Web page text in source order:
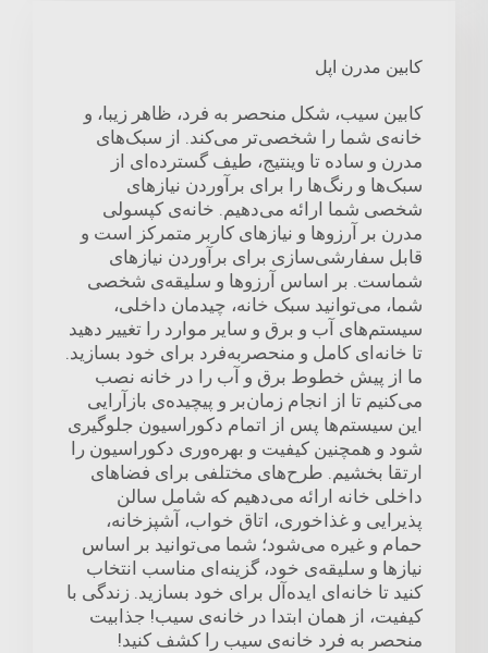
کابین مدرن اپل
کابین سیب، شکل منحصر به فرد، ظاهر زیبا، و
خانه‌ی شما را شخصی‌تر می‌کند. از سبک‌های
مدرن و ساده تا وینتیج، طیف گسترده‌ای از
سبک‌ها و رنگ‌ها را برای برآوردن نیازهای
شخصی شما ارائه می‌دهیم. خانه‌ی کپسولی
مدرن بر آرزوها و نیازهای کاربر متمرکز است و
قابل سفارشی‌سازی برای برآوردن نیازهای
شماست. بر اساس آرزوها و سلیقه‌ی شخصی
شما، می‌توانید سبک خانه، چیدمان داخلی،
سیستم‌های آب و برق و سایر موارد را تغییر دهید
تا خانه‌ای کامل و منحصربه‌فرد برای خود بسازید.
ما از پیش خطوط برق و آب را در خانه نصب
می‌کنیم تا از انجام زمان‌بر و پیچیده‌ی بازآرایی
این سیستم‌ها پس از اتمام دکوراسیون جلوگیری
شود و همچنین کیفیت و بهره‌وری دکوراسیون را
ارتقا بخشیم. طرح‌های مختلفی برای فضاهای
داخلی خانه ارائه می‌دهیم که شامل سالن
پذیرایی و غذاخوری، اتاق خواب، آشپزخانه،
حمام و غیره می‌شود؛ شما می‌توانید بر اساس
نیازها و سلیقه‌ی خود، گزینه‌ای مناسب انتخاب
کنید تا خانه‌ای ایده‌آل برای خود بسازید. زندگی با
کیفیت، از همان ابتدا در خانه‌ی سیب! جذابیت
منحصر به فرد خانه‌ی سیب را کشف کنید!